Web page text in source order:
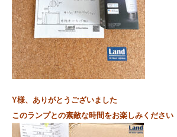
Y様、ありがとうございました
このランプとの素敵な時間をお楽しみください